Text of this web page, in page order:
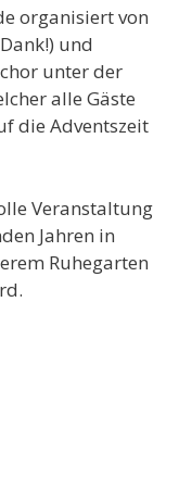
organisiert von
und
unter der
alle Gäste
die Adventszeit
Veranstaltung
Jahren in
Ruhegarten